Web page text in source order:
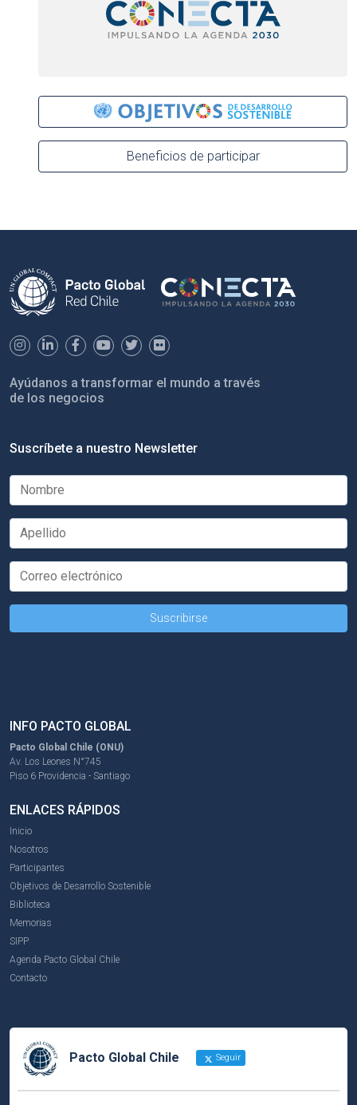
Beneficios de participar
Ayúdanos a transformar el mundo a través
de los negocios
Suscríbete a nuestro Newsletter
INFO PACTO GLOBAL
Pacto Global Chile (ONU)
Av. Los Leones N°745
Piso 6 Providencia - Santiago
ENLACES RÁPIDOS
Inicio
Nosotros
Participantes
Objetivos de Desarrollo Sostenible
Biblioteca
Memorias
SIPP
Agenda Pacto Global Chile
Contacto
Pacto Global Chile Seguir